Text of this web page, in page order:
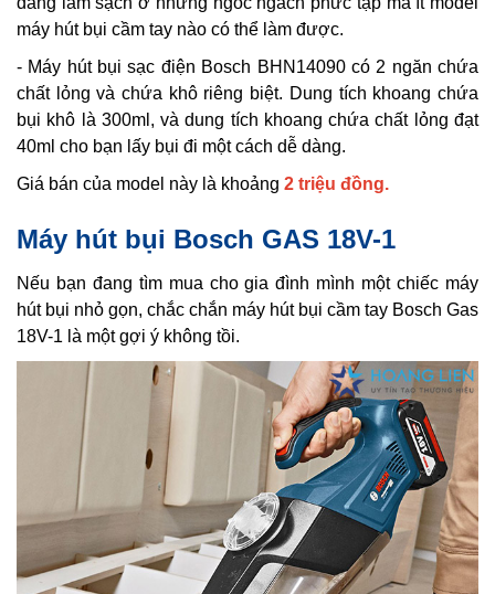
máy hút bụi cầm tay nào có thể làm được.
- Máy hút bụi sạc điện Bosch BHN14090 có 2 ngăn chứa
chất lỏng và chứa khô riêng biệt. Dung tích khoang chứa
bụi khô là 300ml, và dung tích khoang chứa chất lỏng đạt
40ml cho bạn lấy bụi đi một cách dễ dàng.
Giá bán của model này là khoảng 2 triệu đồng.
Máy hút bụi Bosch GAS 18V-1
Nếu bạn đang tìm mua cho gia đình mình một chiếc máy
hút bụi nhỏ gọn, chắc chắn máy hút bụi cầm tay Bosch Gas
18V-1 là một gợi ý không tồi.